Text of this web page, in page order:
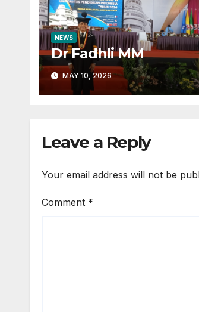
NEWS
Dr Fadhli MM
MAY 10, 2026
Leave a Reply
Your email address will not be
Comment *